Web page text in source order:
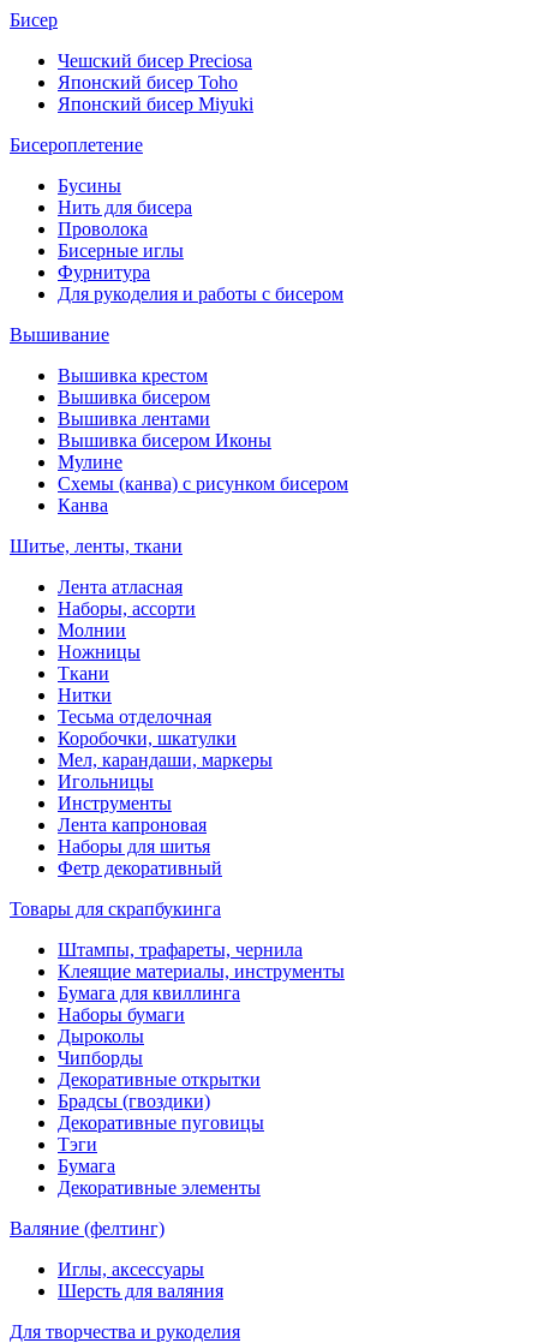
Бисер
Чешский бисер Preciosa
Японский бисер Toho
Японский бисер Miyuki
Бисероплетение
Бусины
Нить для бисера
Проволока
Бисерные иглы
Фурнитура
Для рукоделия и работы с бисером
Вышивание
Вышивка крестом
Вышивка бисером
Вышивка лентами
Вышивка бисером Иконы
Мулине
Схемы (канва) с рисунком бисером
Канва
Шитье, ленты, ткани
Лента атласная
Наборы, ассорти
Молнии
Ножницы
Ткани
Нитки
Тесьма отделочная
Коробочки, шкатулки
Мел, карандаши, маркеры
Игольницы
Инструменты
Лента капроновая
Наборы для шитья
Фетр декоративный
Товары для скрапбукинга
Штампы, трафареты, чернила
Клеящие материалы, инструменты
Бумага для квиллинга
Наборы бумаги
Дыроколы
Чипборды
Декоративные открытки
Брадсы (гвоздики)
Декоративные пуговицы
Тэги
Бумага
Декоративные элементы
Валяние (фелтинг)
Иглы, аксессуары
Шерсть для валяния
Для творчества и рукоделия